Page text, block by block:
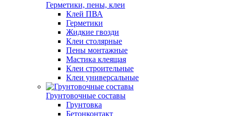
Герметики, пены, клеи
Клей ПВА
Герметики
Жидкие гвозди
Клеи столярные
Пены монтажные
Мастика клеящая
Клеи строительные
Клеи универсальные
Грунтовочные составы
Грунтовка
Бетонконтакт